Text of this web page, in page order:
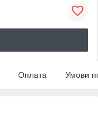
Оплата Умови